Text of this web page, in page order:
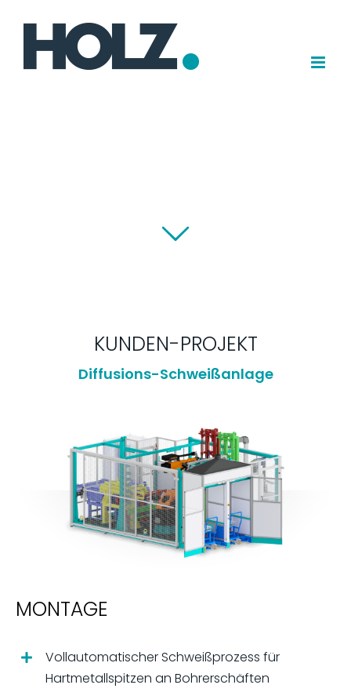
springen
KUNDEN-PROJEKT
Diffusions-Schweißanlage
MONTAGE
Vollautomatischer Schweißprozess für
Hartmetallspitzen an Bohrerschäften